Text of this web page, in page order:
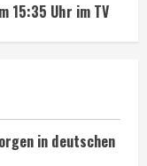
15:35 Uhr im TV
in deutschen